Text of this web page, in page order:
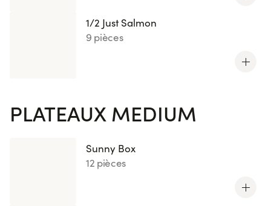
1/2 Just Salmon
9 pièces
PLATEAUX MEDIUM
Sunny Box
12 pièces